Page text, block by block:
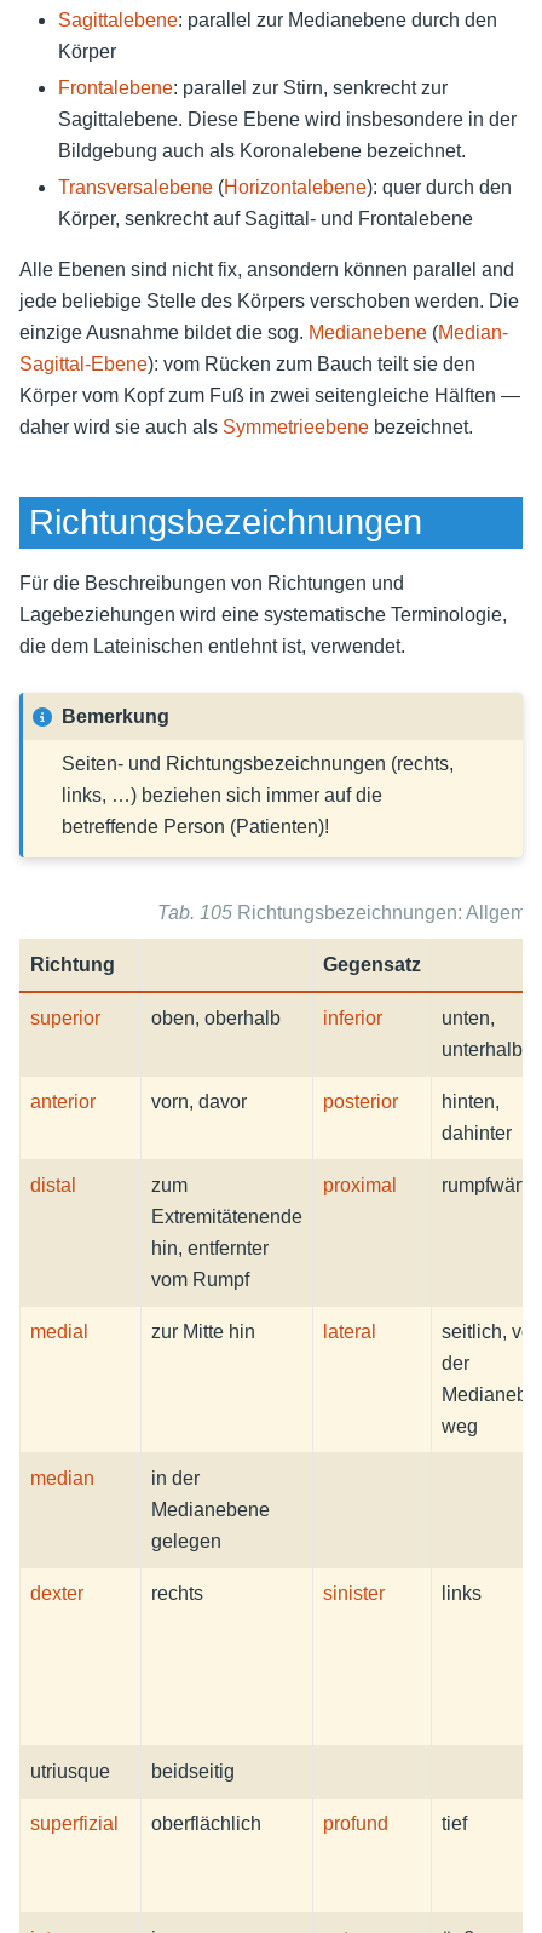
Sagittalebene: parallel zur Medianebene durch den
Körper
Frontalebene: parallel zur Stirn, senkrecht zur
Sagittalebene. Diese Ebene wird insbesondere in der
Bildgebung auch als Koronalebene bezeichnet.
Transversalebene (Horizontalebene): quer durch den
Körper, senkrecht auf Sagittal- und Frontalebene
Alle Ebenen sind nicht fix, ansondern können parallel and
jede beliebige Stelle des Körpers verschoben werden. Die
einzige Ausnahme bildet die sog. Medianebene (Median-
Sagittal-Ebene): vom Rücken zum Bauch teilt sie den
Körper vom Kopf zum Fuß in zwei seitengleiche Hälften —
daher wird sie auch als Symmetrieebene bezeichnet.
Richtungsbezeichnungen
Für die Beschreibungen von Richtungen und
Lagebeziehungen wird eine systematische Terminologie,
die dem Lateinischen entlehnt ist, verwendet.
Bemerkung
Seiten- und Richtungsbezeichnungen (rechts,
links, …) beziehen sich immer auf die
betreffende Person (Patienten)!
Tab. 105 Richtungsbezeichnungen:
Richtung Gegensatz
superior oben, oberhalb inferior
unten,
unterhalb
anterior vorn, davor posterior
hinten,
dahinter
distal
zum
Extremitätenende
hin, entfernter
vom Rumpf
proximal rumpfwärts
medial zur Mitte hin lateral
seitlich, von
der
weg
median
in der
Medianebene
gelegen
dexter rechts sinister links
utriusque beidseitig
superfizial oberflächlich profund tief